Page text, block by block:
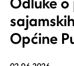
Općine